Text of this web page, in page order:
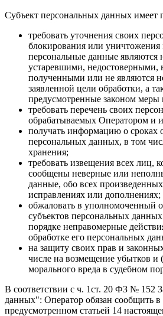
Субъект персональных данных имеет
требовать уточнения своих
блокирования или уничтожения
персональные данные являются
устаревшими, недостоверными,
полученными или не являются
заявленной цели обработки, а
предусмотренные законом меры
требовать перечень своих
обрабатываемых Оператором и
получать информацию о сроках
персональных данных, в том
хранения;
требовать извещения всех лиц,
сообщены неверные или
данные, обо всех
исправлениях или дополнениях;
обжаловать в уполномоченный
субъектов персональных
порядке неправомерные
обработке его персональных
на защиту своих прав и
числе на возмещение убытков
морального вреда в судебном
В соответствии с ч. 1ст. 20 ФЗ № 152
данных": Оператор обязан сообщить в
предусмотренном статьей 14